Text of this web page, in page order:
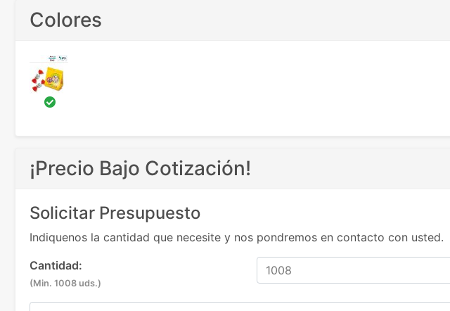
Colores
¡Precio Bajo Cotización!
Solicitar Presupuesto
Indiquenos la cantidad que necesite y nos pondremos en contacto con usted.
Cantidad:
(Min. 1008 uds.)